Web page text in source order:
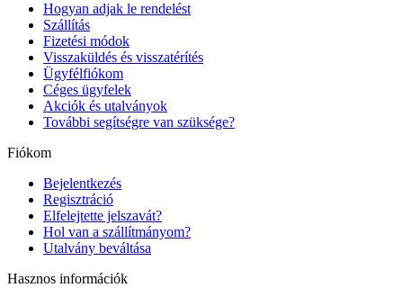
Hogyan adjak le rendelést
Szállítás
Fizetési módok
Visszaküldés és visszatérítés
Ügyfélfiókom
Céges ügyfelek
Akciók és utalványok
További segítségre van szüksége?
Fiókom
Bejelentkezés
Regisztráció
Elfelejtette jelszavát?
Hol van a szállítmányom?
Utalvány beváltása
Hasznos információk